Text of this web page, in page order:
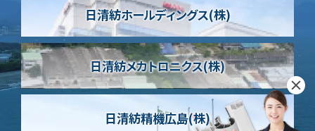
日清紡ホールディングス(株)
日清紡メカトロニクス(株)
日清紡精機広島(株)